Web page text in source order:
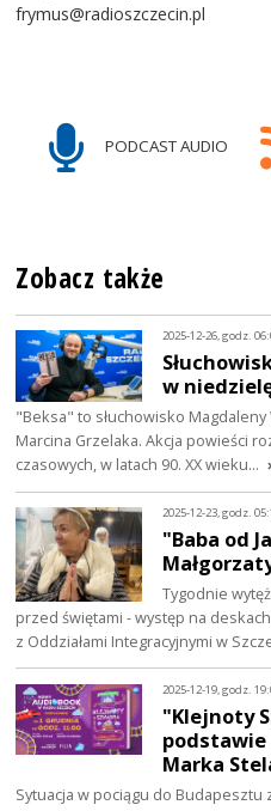
frymus@radioszczecin.pl
PODCAST AUDIO
Zobacz także
2025-12-26, godz.
w
"Beksa" to słuchowisko
Marcina Grzelaka. Akcja powieści
czasowych, w latach 90. XX wieku…
2025-12-23, godz.
"Baba od
Tygodnie
przed świętami - występ na
z Oddziałami Integracyjnymi w
2025-12-19, godz.
"Klejnoty
Marka
Sytuacja w pociągu do